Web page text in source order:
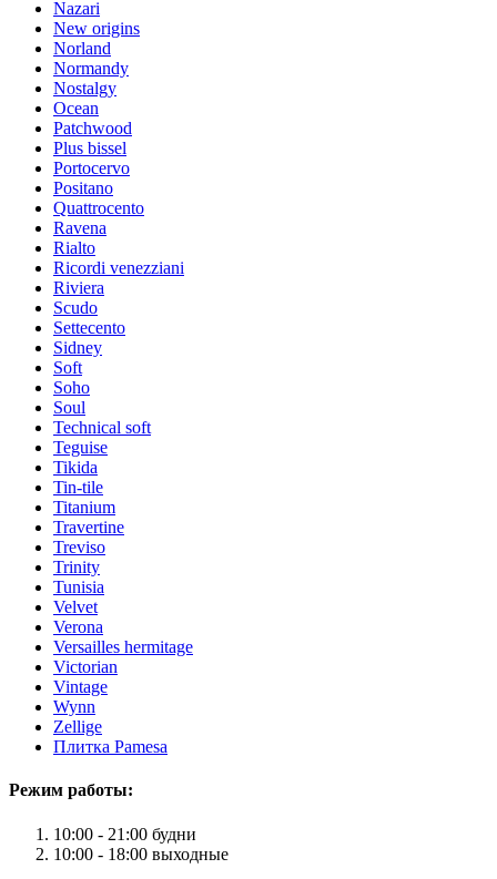
Nazari
New origins
Norland
Normandy
Nostalgy
Ocean
Patchwood
Plus bissel
Portocervo
Positano
Quattrocento
Ravena
Rialto
Ricordi venezziani
Riviera
Scudo
Settecento
Sidney
Soft
Soho
Soul
Technical soft
Teguise
Tikida
Tin-tile
Titanium
Travertine
Treviso
Trinity
Tunisia
Velvet
Verona
Versailles hermitage
Victorian
Vintage
Wynn
Zellige
Плитка Pamesa
Режим работы:
10:00 - 21:00 будни
10:00 - 18:00 выходные